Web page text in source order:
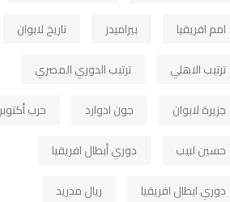
امم افريقيا
بيراميدز
تاريخ لابوان
ترتيب الاهلي
ترتيب الدوري المصري
جزيرة لابوان
جون ادوارد
حرب أكتوبر
حسين لبيب
دوري أبطال افريقيا
دوري ابطال افريقيا
ريال مدريد